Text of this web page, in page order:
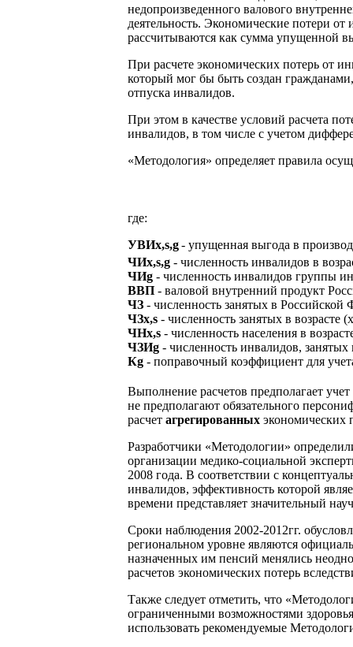
недопроизведенного валового
деятельность. Экономические потери
рассчитываются как сумма упущенной
При расчете экономических потерь от
который мог бы быть создан
отпуска инвалидов.
При этом в качестве условий расчета
инвалидов, в том числе с учетом
«Методология» определяет правила
где:
УВИx,s,g- упущенная выгода в
ЧИx,s,g - численность инвалидов в
ЧИg - численность инвалидов группы
ВВП - валовой внутренний продукт
ЧЗ - численность занятых в Российской
ЧЗx,s - численность занятых в возрасте
ЧНx,s - численность населения в
ЧЗИg - численность инвалидов,
Кg - поправочный коэффициент для
Выполнение расчетов предполагает
не предполагают обязательного
расчет агрегированных экономических
Разработчики «Методологии»
организации медико-социальной
2008 года. В соответствии с
инвалидов, эффективность которой
времени представляет значительный
Сроки наблюдения 2002-2012гг.
региональном уровне являются
назначенных им пенсий менялись
расчетов экономических потерь
Также следует отметить, что
ограниченными возможностями
использовать рекомендуемые